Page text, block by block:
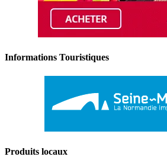
Informations Touristiques
Produits locaux